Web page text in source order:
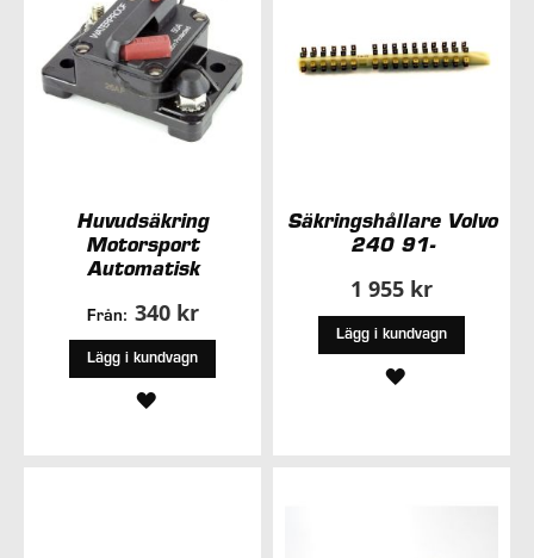
Huvudsäkring
Motorsport
Automatisk
Från: 340 kr
Lägg i kundvagn
LÄGG
Säkringshållare Volvo
240 91-
1 955 kr
Lägg i kundvagn
LÄGG